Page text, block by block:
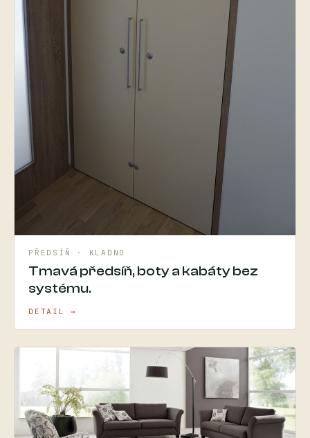
PŘEDSÍŇ · KLADNO
Tmavá předsíň, boty a kabáty bez
systému.
DETAIL →